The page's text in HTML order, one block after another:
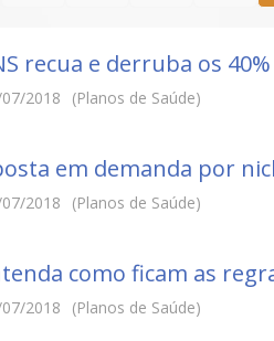
recua e derruba os
2018 (Planos de Saúde)
em demanda por
2018 (Planos de Saúde)
como ficam as
2018 (Planos de Saúde)